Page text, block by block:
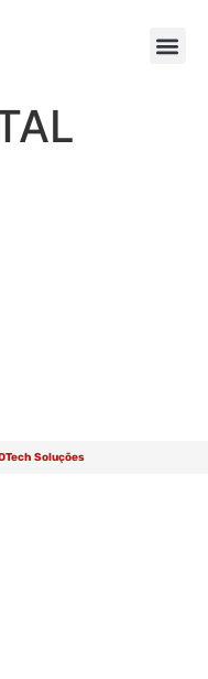
Soluções